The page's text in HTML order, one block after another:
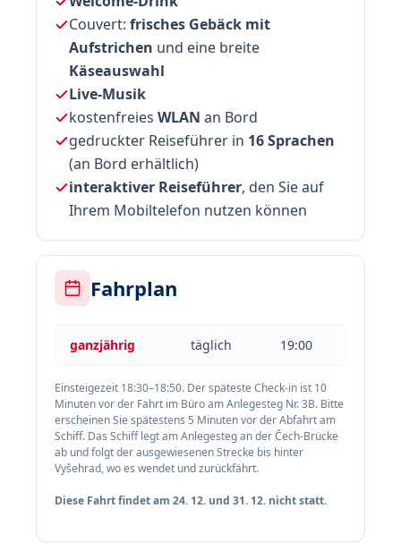
Couvert: frisches Gebäck mit
Aufstrichen und eine breite
Käseauswahl
Live-Musik
kostenfreies WLAN an Bord
gedruckter Reiseführer in 16 Sprachen
(an Bord erhältlich)
interaktiver Reiseführer, den Sie auf
Ihrem Mobiltelefon nutzen können
Fahrplan
ganzjährig täglich 19:00
Einsteigezeit 18:30–18:50. Der späteste Check-in ist 10
Minuten vor der Fahrt im Büro am Anlegesteg Nr. 3B. Bitte
erscheinen Sie spätestens 5 Minuten vor der Abfahrt am
Schiff. Das Schiff legt am Anlegesteg an der Čech-Brücke
ab und folgt der ausgewiesenen Strecke bis hinter
Vyšehrad, wo es wendet und zurückfährt.
Diese Fahrt findet am 24. 12. und 31. 12. nicht statt.